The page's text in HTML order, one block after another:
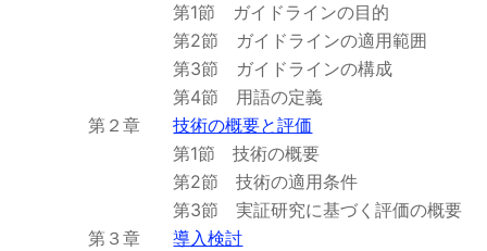
第1節 ガイドラインの目的
第2節 ガイドラインの適用範囲
第3節 ガイドラインの構成
第4節 用語の定義
第２章
技術の概要と評価
第1節 技術の概要
第2節 技術の適用条件
第3節 実証研究に基づく評価の概要
第３章
導入検討